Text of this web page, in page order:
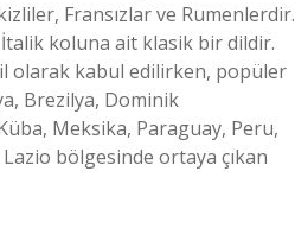
Fransızlar ve Rumenlerdir.
koluna ait klasik bir dildir.
olarak kabul edilirken, popüler
Brezilya, Dominik
Meksika, Paraguay, Peru,
bölgesinde ortaya çıkan